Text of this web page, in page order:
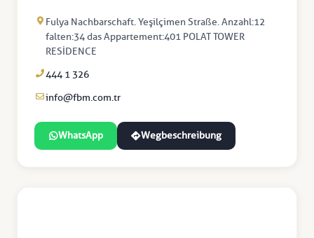
Fulya Nachbarschaft. Yeşilçimen Straße. Anzahl:12
falten:34 das Appartement:401 POLAT TOWER
RESİDENCE
444 1 326
info@fbm.com.tr
WhatsApp Wegbeschreibung